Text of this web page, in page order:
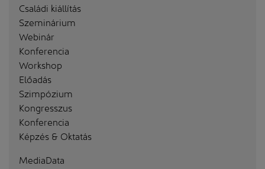
Családi kiállítás
Szeminárium
Webinár
Konferencia
Workshop
Előadás
Szimpózium
Kongresszus
Konferencia
Képzés & Oktatás
MediaData